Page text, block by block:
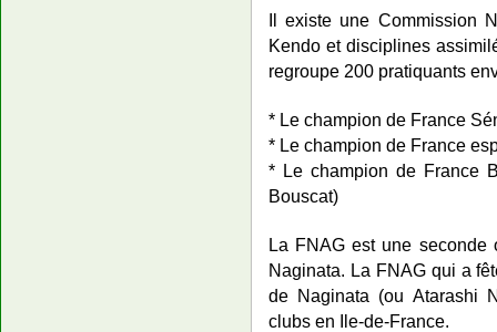
Il existe une Commission
Kendo et disciplines
regroupe 200 pratiquants
* Le champion de France
* Le champion de France
* Le champion de France
Bouscat)
La FNAG est une seconde
Naginata. La FNAG qui a
de Naginata (ou Atarashi
clubs en Ile-de-France.